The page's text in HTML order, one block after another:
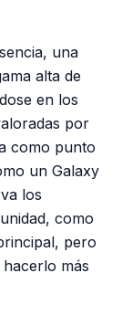
una
alta de
en los
por
como punto
un Galaxy
los
como
pero
más